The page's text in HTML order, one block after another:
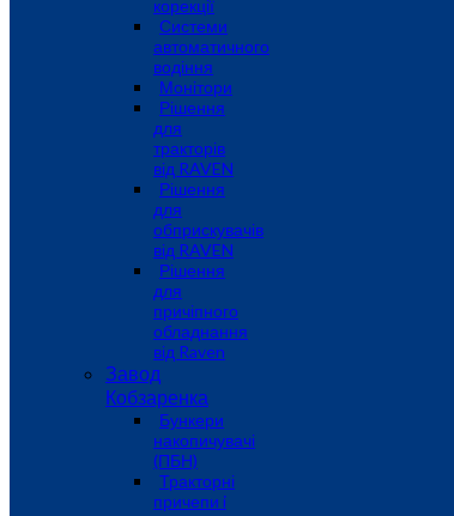
корекції
Системи
автоматичного
водіння
Монітори
Рішення
для
тракторів
від RAVEN
Рішення
для
обприскувачів
від RAVEN
Рішення
для
причіпного
обладнання
від Raven
Завод
Кобзаренка
Бункери
накопичувачі
(ПБН)
Тракторні
причепи i